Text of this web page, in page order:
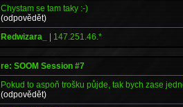
Chystam se tam taky :-)
(odpovědět)
Redwizara_
| 147.251.46.*
re: SOOM Session #7
Pokud to aspoň trošku půjde, tak bych zase
(odpovědět)